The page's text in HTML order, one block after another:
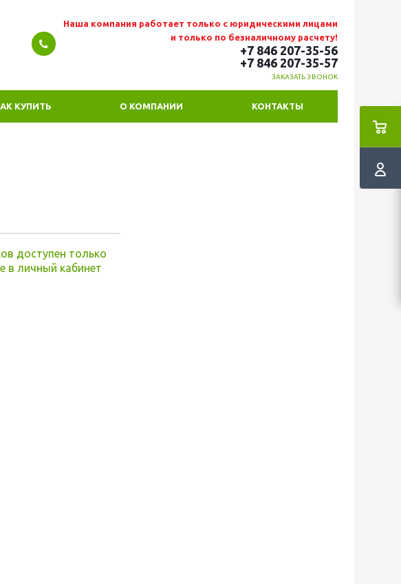
Наша компания работает только с юридическими лицами
и только по безналичному расчету!
+7 846 207-35-56
+7 846 207-35-57
ЗАКАЗАТЬ ЗВОНОК
КУПИТЬ О КОМПАНИИ КОНТАКТЫ
доступен только
в личный кабинет